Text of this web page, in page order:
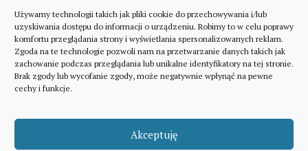
Używamy technologii takich jak pliki cookie do przechowywania i/lub
uzyskiwania dostępu do informacji o urządzeniu. Robimy to w celu poprawy
komfortu przeglądania strony i wyświetlania spersonalizowanych reklam.
Zgoda na te technologie pozwoli nam na przetwarzanie danych takich jak
zachowanie podczas przeglądania lub unikalne identyfikatory na tej stronie.
Brak zgody lub wycofanie zgody, może negatywnie wpłynąć na pewne
cechy i funkcje.
Akceptuję